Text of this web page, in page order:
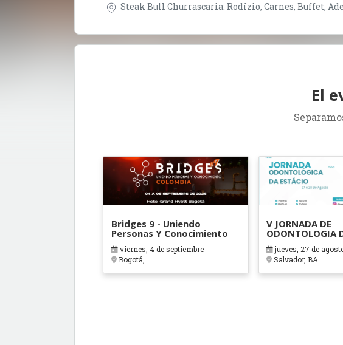
Steak Bull Churrascaria: Rodízio, Carnes, Buffet,
El
Bridges 9 - Uniendo
Personas Y Conocimiento
viernes, 4 de septiembre
Bogotá,
V JORNADA DE
ODONTOLOGIA
BAHIA
jueves, 27 de
Salvador, BA